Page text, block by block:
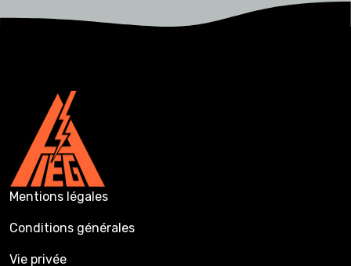
Mentions légales
Conditions générales
Vie privée